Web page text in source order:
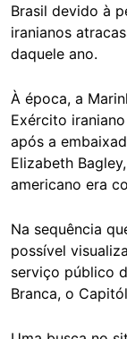
Brasil devido à
iranianos
daquele ano.
À época, a
Exército
após a
Elizabeth
americano era
Na sequência
possível
serviço público
Branca, o